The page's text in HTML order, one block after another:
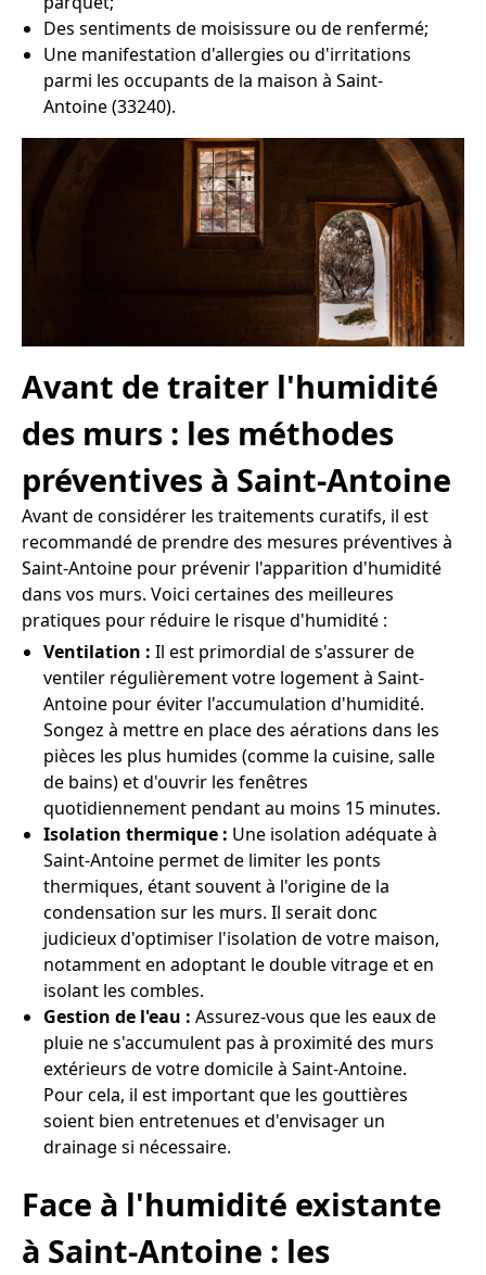
Des sentiments de moisissure ou de renfermé;
Une manifestation d'allergies ou d'irritations
parmi les occupants de la maison à Saint-
Antoine (33240).
Avant de traiter l'humidité
des murs : les méthodes
préventives à Saint-Antoine
Avant de considérer les traitements curatifs, il est
recommandé de prendre des mesures préventives à
Saint-Antoine pour prévenir l'apparition d'humidité
dans vos murs. Voici certaines des meilleures
pratiques pour réduire le risque d'humidité :
Ventilation : Il est primordial de s'assurer de
ventiler régulièrement votre logement à Saint-
Antoine pour éviter l'accumulation d'humidité.
Songez à mettre en place des aérations dans les
pièces les plus humides (comme la cuisine, salle
de bains) et d'ouvrir les fenêtres
quotidiennement pendant au moins 15 minutes.
Isolation thermique : Une isolation adéquate à
Saint-Antoine permet de limiter les ponts
thermiques, étant souvent à l'origine de la
condensation sur les murs. Il serait donc
judicieux d'optimiser l'isolation de votre maison,
notamment en adoptant le double vitrage et en
isolant les combles.
Gestion de l'eau : Assurez-vous que les eaux de
pluie ne s'accumulent pas à proximité des murs
extérieurs de votre domicile à Saint-Antoine.
Pour cela, il est important que les gouttières
soient bien entretenues et d'envisager un
drainage si nécessaire.
Face à l'humidité existante
à Saint-Antoine : les